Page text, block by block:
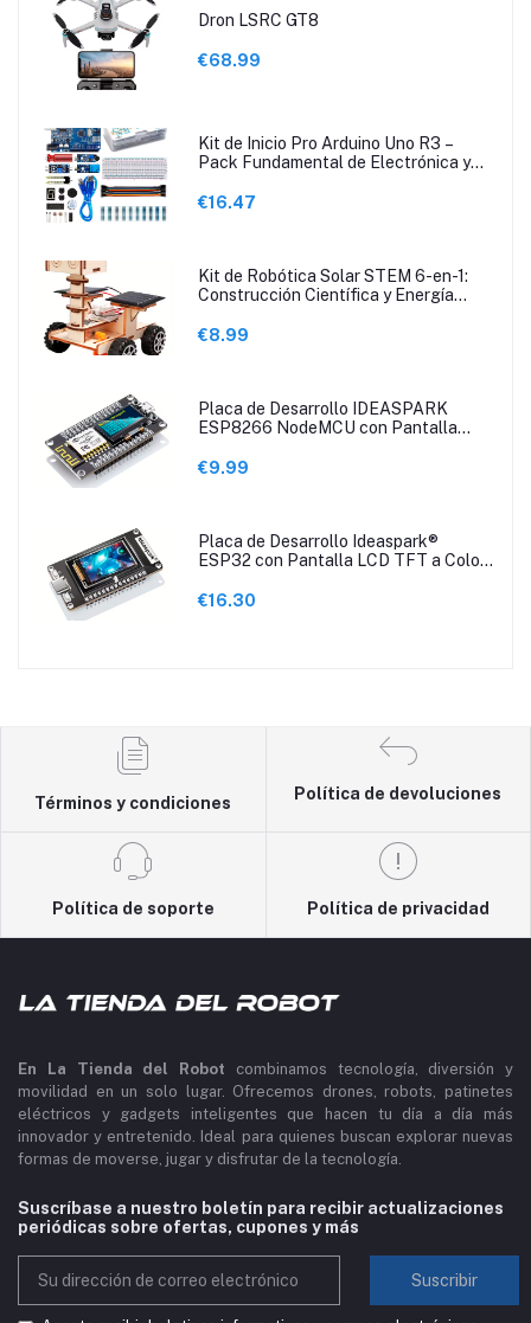
Dron LSRC GT8
€68.99
Kit de Inicio Pro Arduino Uno R3 –
Pack Fundamental de Electrónica y
€16.47
Kit de Robótica Solar STEM 6-en-1:
Construcción Científica y Energía
€8.99
Placa de Desarrollo IDEASPARK
ESP8266 NodeMCU con Pantalla
€9.99
Placa de Desarrollo Ideaspark®
ESP32 con Pantalla LCD TFT a Color
€16.30
Términos y condiciones
Política de devoluciones
Política de soporte Política de privacidad
En La Tienda del Robot combinamos tecnología, diversión y
movilidad en un solo lugar. Ofrecemos drones, robots, patinetes
eléctricos y gadgets inteligentes que hacen tu día a día más
innovador y entretenido. Ideal para quienes buscan explorar nuevas
formas de moverse, jugar y disfrutar de la tecnología.
Suscríbase a nuestro boletín para recibir actualizaciones
periódicas sobre ofertas, cupones y más
Suscribir